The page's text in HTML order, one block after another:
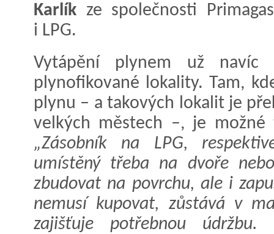
Karlík ze společnosti
i LPG.
Vytápění plynem už navíc
plynofikované lokality. Tam,
plynu – a takových lokalit je
velkých městech –, je
„Zásobník na LPG,
umístěný třeba na dvoře
zbudovat na povrchu, ale i
nemusí kupovat, zůstává v
zajišťuje potřebnou